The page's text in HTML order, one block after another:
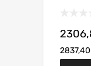
2837,40